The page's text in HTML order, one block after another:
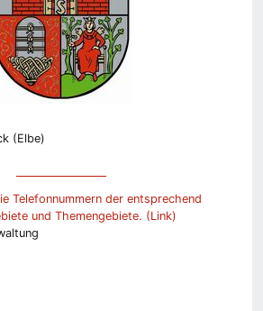
(Elbe)
Telefonnummern der entsprechend
und Themengebiete. (Link)